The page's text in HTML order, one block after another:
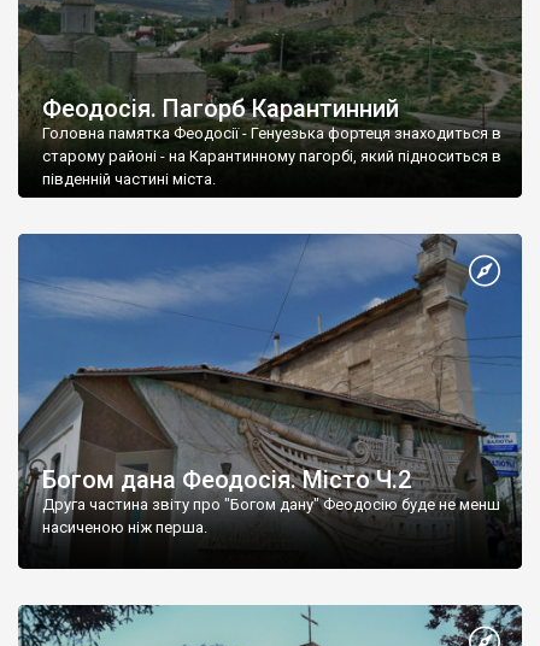
Феодосія. Пагорб Карантинний
Головна памятка Феодосії - Генуезька фортеця знаходиться в
старому районі - на Карантинному пагорбі, який підноситься в
південній частині міста.
Богом дана Феодосія. Місто Ч.2
Друга частина звіту про "Богом дану" Феодосію буде не менш
насиченою ніж перша.